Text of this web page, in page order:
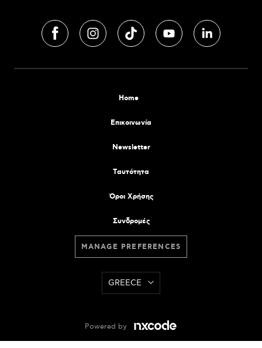
Home
Επικοινωνία
Newsletter
Tαυτότητα
Όροι Χρήσης
Συνδρομές
MANAGE PREFERENCES
GREECE
Powered by